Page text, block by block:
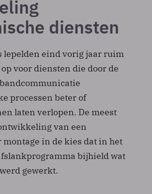
diensten
lepelden eind vorig jaar ruim
voor diensten die door de
processen beter of
laten verlopen. De meest
van een
montage in de kies dat in het
bijhield wat
gewerkt.